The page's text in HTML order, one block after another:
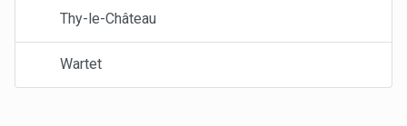
Thy-le-Château
Wartet